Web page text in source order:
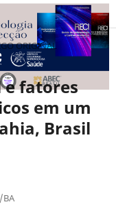
ORIGINAL
fatores
em um
Brasil
BA